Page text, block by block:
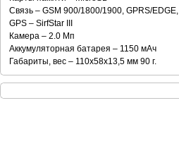
Связь – GSM 900/1800/1900, GPRS/
GPS – SirfStar III
Камера – 2.0 Мп
Аккумуляторная батарея – 1150 мАч
Габариты, вес – 110х58х13,5 мм 90 г.